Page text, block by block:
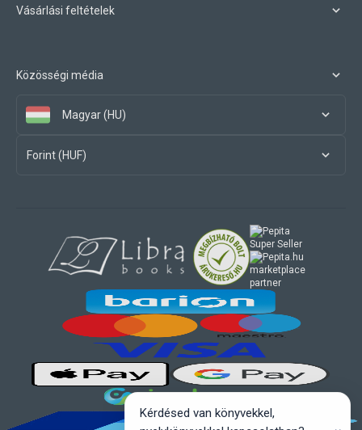
Vásárlási feltételek
Közösségi média
Magyar (HU)
Forint (HUF)
marketplace
partner
Kérdésed van könyvekkel,